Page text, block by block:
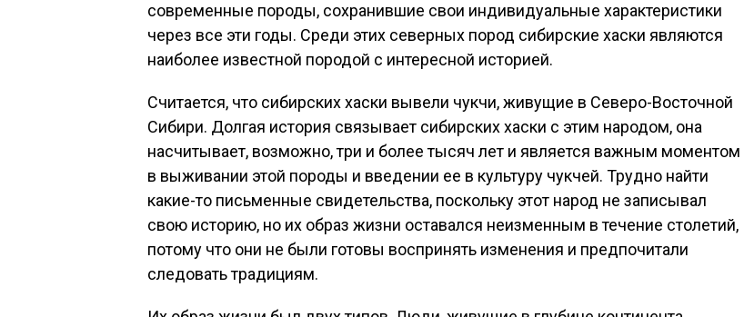
современные породы, сохранившие свои индивидуальные характеристики
через все эти годы. Среди этих северных пород сибирские хаски являются
наиболее известной породой с интересной историей.
Считается, что сибирских хаски вывели чукчи, живущие в Северо-Восточной
Сибири. Долгая история связывает сибирских хаски с этим народом, она
насчитывает, возможно, три и более тысяч лет и является важным моментом
в выживании этой породы и введении ее в культуру чукчей. Трудно найти
какие-то письменные свидетельства, поскольку этот народ не записывал
свою историю, но их образ жизни оставался неизменным в течение столетий,
потому что они не были готовы воспринять изменения и предпочитали
следовать традициям.